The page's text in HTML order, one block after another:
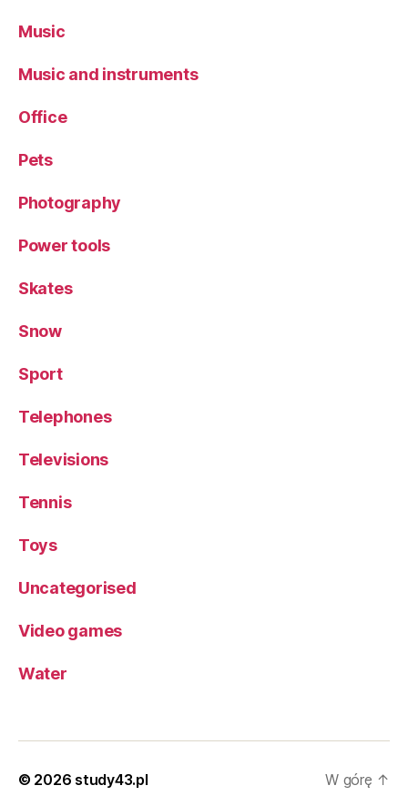
Music
Music and instruments
Office
Pets
Photography
Power tools
Skates
Snow
Sport
Telephones
Televisions
Tennis
Toys
Uncategorised
Video games
Water
© 2026 study43.pl W górę ↑